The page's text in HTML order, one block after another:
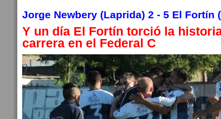
Jorge Newbery (Laprida) 2 - 5 El Fortín
Y un día El Fortín torció la
carrera en el Federal C